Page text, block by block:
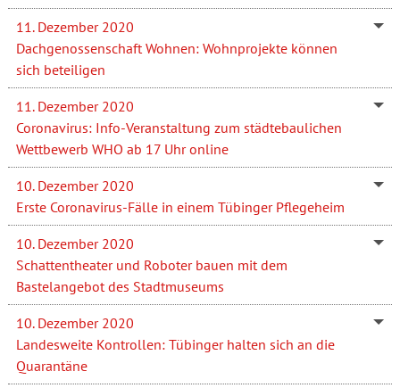
11. Dezember 2020
Dachgenossenschaft Wohnen: Wohnprojekte können
sich beteiligen
11. Dezember 2020
Coronavirus: Info-Veranstaltung zum städtebaulichen
Wettbewerb WHO ab 17 Uhr online
10. Dezember 2020
Erste Coronavirus-Fälle in einem Tübinger Pflegeheim
10. Dezember 2020
Schattentheater und Roboter bauen mit dem
Bastelangebot des Stadtmuseums
10. Dezember 2020
Landesweite Kontrollen: Tübinger halten sich an die
Quarantäne